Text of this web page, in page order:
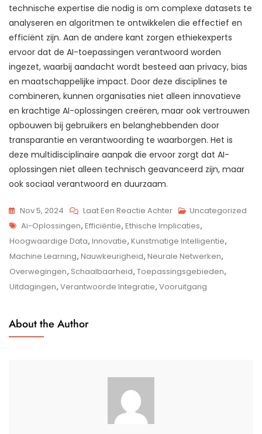
technische expertise die nodig is om complexe datasets te
analyseren en algoritmen te ontwikkelen die effectief en
efficiënt zijn. Aan de andere kant zorgen ethiekexperts
ervoor dat de AI-toepassingen verantwoord worden
ingezet, waarbij aandacht wordt besteed aan privacy, bias
en maatschappelijke impact. Door deze disciplines te
combineren, kunnen organisaties niet alleen innovatieve
en krachtige AI-oplossingen creëren, maar ook vertrouwen
opbouwen bij gebruikers en belanghebbenden door
transparantie en verantwoording te waarborgen. Het is
deze multidisciplinaire aanpak die ervoor zorgt dat AI-
oplossingen niet alleen technisch geavanceerd zijn, maar
ook sociaal verantwoord en duurzaam.
Nov 5, 2024 Laat Een Reactie AchterOp
De
Kracht
Van
AI-
Oplossingen:
Uncategorized
Tags
Ai-Oplossingen, Efficiëntie, Ethische Implicaties,
Hoogwaardige Data, Innovatie, Kunstmatige Intelligentie,
Machine Learning, Nauwkeurigheid, Neurale Netwerken,
Overwegingen, Schaalbaarheid, Toepassingsgebieden,
Uitdagingen, Verantwoorde Integratie, Vooruitgang
About the Author